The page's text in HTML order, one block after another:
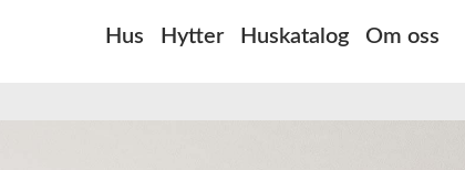
Hus Hytter Huskatalog
Om oss